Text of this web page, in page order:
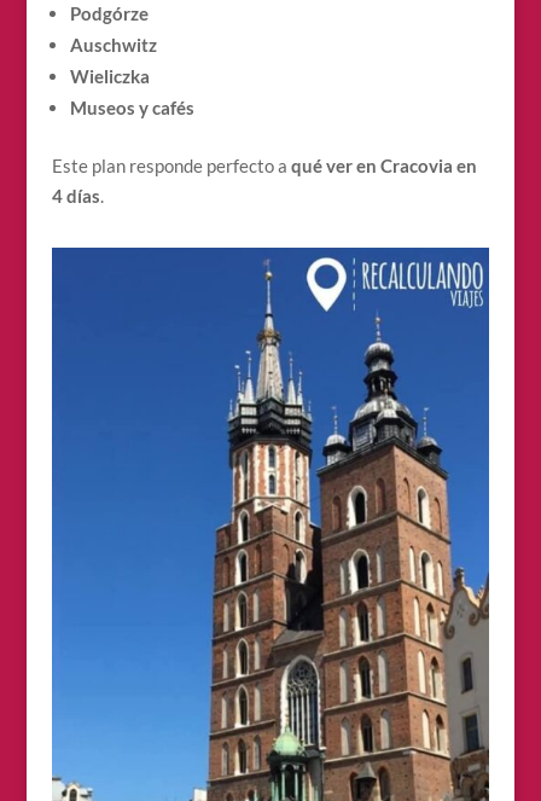
Podgórze
Auschwitz
Wieliczka
Museos y cafés
Este plan responde perfecto a qué ver en Cracovia en
4 días